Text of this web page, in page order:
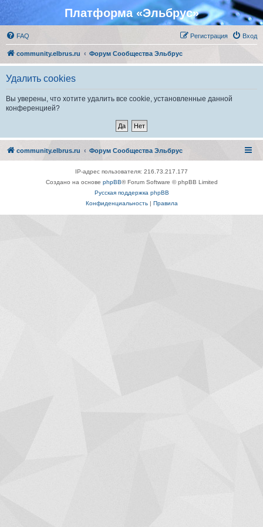
Платформа «Эльбрус»
FAQ Вход
Регистрация
community.elbrus.ru Форум Сообщества Эльбрус
Удалить cookies
Вы уверены, что хотите удалить все cookie, установленные данной
конференцией?
community.elbrus.ru Форум Сообщества Эльбрус
IP-адрес пользователя: 216.73.217.177
Создано на основе phpBB® Forum Software © phpBB Limited
Русская поддержка phpBB
Конфиденциальность| Правила